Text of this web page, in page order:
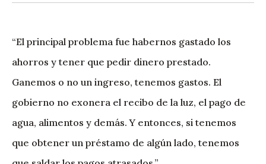
“El principal problema fue habernos gastado los
ahorros y tener que pedir dinero prestado.
Ganemos o no un ingreso, tenemos gastos. El
gobierno no exonera el recibo de la luz, el pago de
agua, alimentos y demás. Y entonces, si tenemos
que obtener un préstamo de algún lado, tenemos